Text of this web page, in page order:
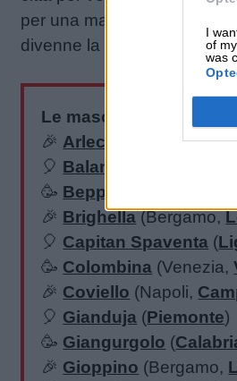
I
of
was
per una maschera. Alla
divenne la maschera di
Le maschere del
🎉 Arlecchino
🎈 Balanzone
🥳 Beppe Nappa
🎉 Brighella(Bergamo,
🎈 Capitan Spaventa (
🥳 Colombina (Venezia,
🎉 Coviello (Napoli,
🎈 Gianduja (Piemonte)
🥳 Giangurgolo (
🎉 Gioppino (Bergamo,